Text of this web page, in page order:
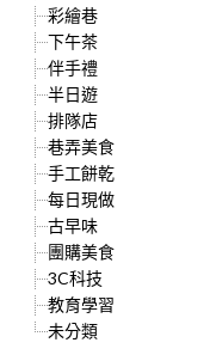
彩繪巷
下午茶
伴手禮
半日遊
排隊店
巷弄美食
手工餅乾
每日現做
古早味
團購美食
3C科技
教育學習
未分類